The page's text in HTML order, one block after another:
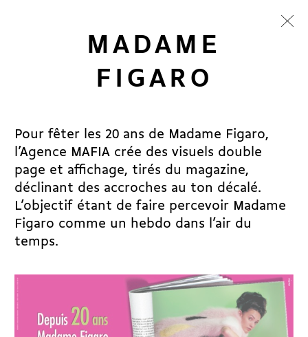
MADAME
FIGARO
Pour fêter les 20 ans de Madame Figaro,
l’Agence MAFIA crée des visuels double
page et affichage, tirés du magazine,
déclinant des accroches au ton décalé.
L’objectif étant de faire percevoir Madame
Figaro comme un hebdo dans l’air du
temps.